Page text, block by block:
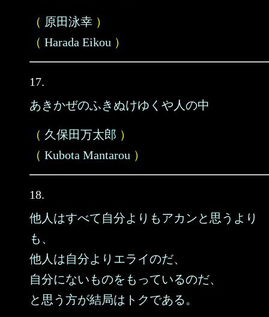
（ 原田泳幸 ）
（ Harada Eikou ）
17.
あきかぜのふきぬけゆくや人の中
（ 久保田万太郎 ）
（ Kubota Mantarou ）
18.
他人はすべて自分よりもアカンと思うより
も、
他人は自分よりエライのだ、
自分にないものをもっているのだ、
と思う方が結局はトクである。